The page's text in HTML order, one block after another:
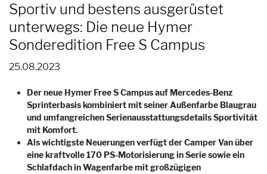
Sportiv und bestens ausgerüstet
unterwegs: Die neue Hymer
Sonderedition Free S Campus
25.08.2023
Der neue Hymer Free S Campus auf Mercedes-Benz
Sprinterbasis kombiniert mit seiner Außenfarbe Blaugrau
und umfangreichen Serienausstattungsdetails Sportivität
mit Komfort.
Als wichtigste Neuerungen verfügt der Camper Van über
eine kraftvolle 170 PS-Motorisierung in Serie sowie ein
Schlafdach in Wagenfarbe mit großzügigen